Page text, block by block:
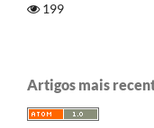
199
Artigos mais